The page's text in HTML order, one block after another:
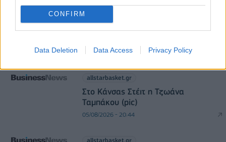
CONFIRM
Data Deletion Data Access Privacy Policy
DIRECTION BUSINESS NETWORK
allstarbasket.gr
Στο Κάνσας Στέιτ η Τζωάνα
Ταμπάκου (pic)
05/08/2026 - 20:44
allstarbasket.gr